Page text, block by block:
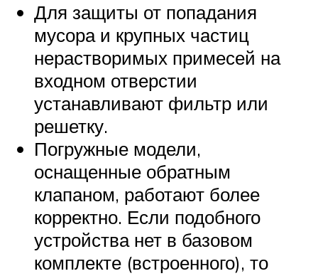
Для защиты от попадания
мусора и крупных частиц
нерастворимых примесей на
входном отверстии
устанавливают фильтр или
решетку.
Погружные модели,
оснащенные обратным
клапаном, работают более
корректно. Если подобного
устройства нет в базовом
комплекте (встроенного), то